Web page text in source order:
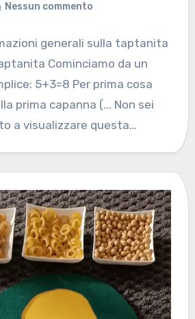
Nessun commento
generali sulla taptanita
Cominciamo da un
5+3=8 Per prima cosa
prima capanna (... Non sei
a visualizzare questa…